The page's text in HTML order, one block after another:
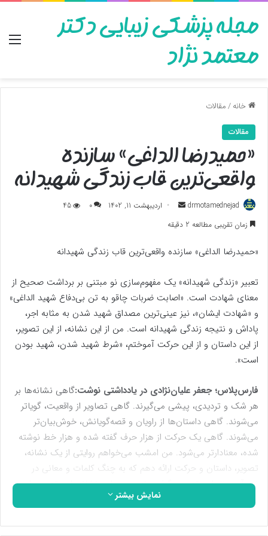
مجله پزشکی زیبایی دکتر
معتمد نژاد
خانه/مقالات
مقالات
«حمیدرضا الداغی» سازنده
واقعی‌ترین قاب زندگی شهیدانه
drmotamednejad
ارسال
به
اردیبهشت 11, 1402 0
45
زمان تقریبی مطالعه 2 دقیقه
«حمیدرضا الداغی» سازنده واقعی‌ترین قاب زندگی شهیدانه
تعبیر «زندگی شهیدانه» یک مفهوم‌سازی نو‌ مبتنی بر برداشت صحیح از
معنای شهادت است. «اصابت ضربات چاقو به تن بی‌دفاع شهید الداغی»
و «شهادت ایشان»، نیز عینی‌ترین مصداق شهید شدن به مثابه اجر،
پاداش و نتیجه زندگی شهیدانه است. من از این نشانه، از این تصویر،
از این داستان و از این حرکت آموختم، «شرط شهید شدن، شهید بودن
است».
فارس‌پلاس؛ جعفر علیان‌نژادی در یادداشتی نوشت:گاهی نشانه‌ها بر
هر شک و تردیدی، پیشی می‌گیرند. گاهی تصاویر از واقعیت، گویاتر
می‌شوند. گاهی داستان‌ها از راویان و قصه‌گویانش، خوش‌بیان‌تر
می‌شوند. گاهی یک حرکت از هزار حرف‌ گفته شده و هزار خط نوشته
شده، معنادارتر می‌شود. من امشب می‌خواهم روایتی از یک‌ نشانه،
تصویر، داستان و حرکت ارائه دهم که به چنگ کلمات و معانی در
نمی‌آید.‌ بنابراین تصمیم گرفتم پای درس این نشانه، این تصویر، این‌
داستان و این حرکت بنشینم و برایتان بگویم چه‌ چیزی یاد گرفته‌ام.
نمایش بیشتر